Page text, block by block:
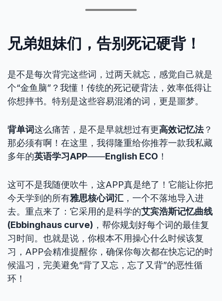
兄弟姐妹们，告别死记硬背！
是不是每次背完这些词，过两天就忘，感觉自己就是
个“金鱼脑”？我懂！传统的死记硬背法，效率低得让
你想摔书。特别是这些容易混淆的词，更是噩梦。
背单词这么痛苦，是不是早就想过有更高效记忆法？
那必须有啊！在这里，我得隆重给你推荐一款我私藏
多年的英语学习APP——English ECO ！
这可不是我随便吹牛，这APP真是绝了！它能让你把
今天学到的所有雅思核心词汇 ，一个不落地导入进
去。重点来了：它采用的是科学的艾宾浩斯记忆曲线
(Ebbinghaus curve) ，帮你规划好每个词的最佳复
习时间。也就是说，你根本不用操心什么时候该复
习，APP会精准提醒你，确保你每次都在快忘记的时
候温习，完美避免“背了又忘，忘了又背”的恶性循
环！